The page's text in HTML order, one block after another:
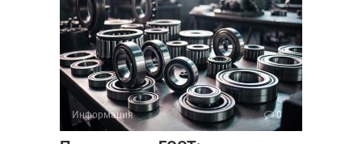
Информация 0